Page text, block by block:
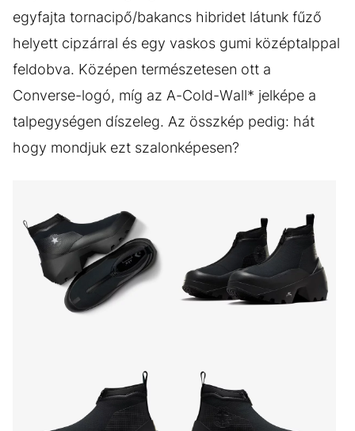
egyfajta tornacipő/bakancs hibridet látunk fűző
helyett cipzárral és egy vaskos gumi középtalppal
feldobva. Középen természetesen ott a
Converse-logó, míg az A-Cold-Wall* jelképe a
talpegységen díszeleg. Az összkép pedig: hát
hogy mondjuk ezt szalonképesen?